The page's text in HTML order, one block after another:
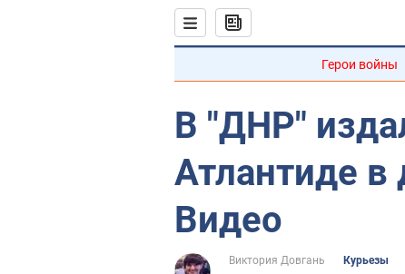
Герои войны
В "ДНР"
Атлантиде в
Видео
Виктория Довгань
Курьезы